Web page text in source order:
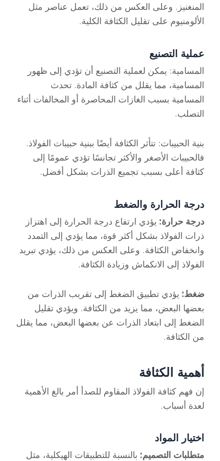
المنغنيز. وعلى العكس من ذلك، تعمل عناصر مثل
الألومنيوم على تقليل الكثافة الكلية.
عملية التصنيع
المسامية: يمكن لعملية التصنيع أن تؤدي إلى ظهور
المسامية، مما يقلل من كثافة المادة. تحدث
المسامية بسبب الغازات المحاصرة أو المخالفات أثناء
التصلب.
بنية الحبيبات: تتأثر الكثافة أيضًا ببنية حبيبات الفولاذ.
فالحبيبات الأصغر والأكثر تجانسًا تؤدي عمومًا إلى
كثافة أعلى بسبب تجميع الذرات بشكل أفضل.
درجة الحرارة والضغط
درجة حرارة: يؤدي ارتفاع درجة الحرارة إلى اهتزاز
ذرات الفولاذ بشكل أكثر قوة، مما يؤدي إلى التمدد
وانخفاض الكثافة. وعلى العكس من ذلك، يؤدي تبريد
الفولاذ إلى الانكماش وزيادة الكثافة.
ضغط: يؤدي تطبيق الضغط إلى تقريب الذرات من
بعضها البعض، مما يزيد من الكثافة. ويؤدي تقليل
الضغط إلى ابتعاد الذرات عن بعضها البعض، مما يقلل
من الكثافة.
أهمية الكثافة
إن فهم كثافة الفولاذ المقاوم للصدأ أمر بالغ الأهمية
لعدة أسباب.
اختيار المواد
متطلبات التصميم: بالنسبة للتطبيقات الهيكلية، مثل